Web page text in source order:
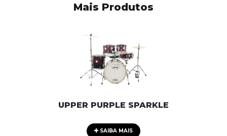
Mais Produtos
UPPER PURPLE SPARKLE
SAIBA MAIS